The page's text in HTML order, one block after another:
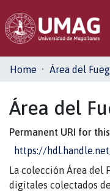
Communities
All of DSpace
Home Área del
Área del
Permanent URI for
https://
La colección Área del
digitales colectados